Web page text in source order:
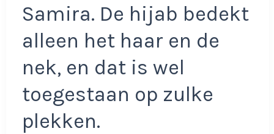
Samira. De hijab bedekt
alleen het haar en de
nek, en dat is wel
toegestaan op zulke
plekken.